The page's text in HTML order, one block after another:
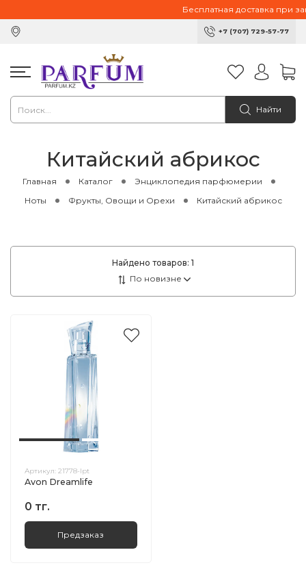
Бесплатная доставка при
+7 (707) 729-57-77
Найти
Китайский абрикос
Главная Каталог
Энциклопедия парфюмерии
Ноты
Фрукты, Овощи и Орехи Китайский абрикос
Найдено товаров: 1
Артикул: 21778-lpt
Avon Dreamlife
0 тг.
Предзаказ